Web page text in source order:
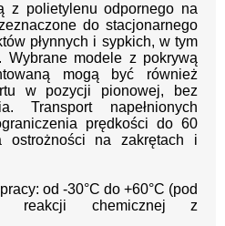
z polietylenu odpornego na
do stacjonarnego
płynnych i sypkich, w tym
modele z pokrywą
mogą być również
w pozycji pionowej, bez
Transport napełnionych
prędkości do 60
ostrożności na zakrętach i
od -30°C do +60°C (pod
reakcji chemicznej z